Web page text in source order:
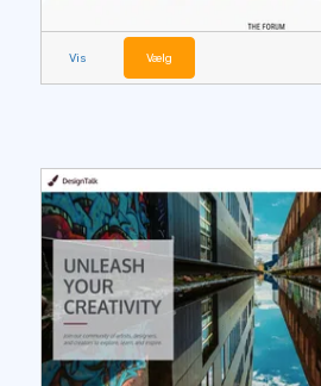
Vis Vælg